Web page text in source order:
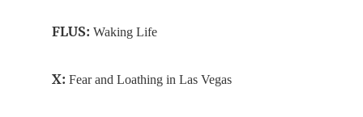
FLUS: Waking Life
X: Fear and Loathing in Las Vegas